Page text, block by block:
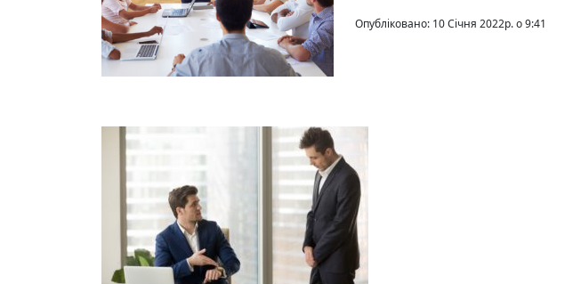
Опубліковано: 10 Січня 2022р. о 9:41